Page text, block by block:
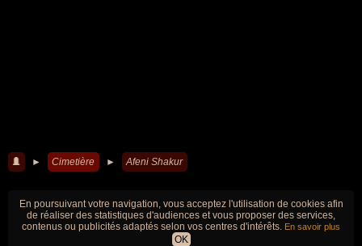
► Cimetière ► Afeni Shakur
En poursuivant votre navigation, vous acceptez l'utilisation de cookies afin
de réaliser des statistiques d'audiences et vous proposer des services,
contenus ou publicités adaptés selon vos centres d'intérêts. En savoir plus
OK